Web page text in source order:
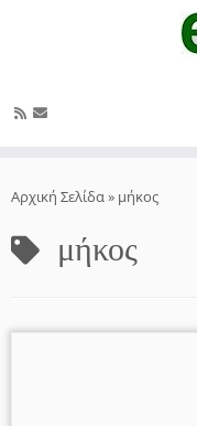
στο
Αρχική Σελίδα» μήκος
μήκος